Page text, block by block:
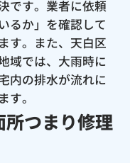
です。業者に依頼
るか」を確認して
す。また、天白区
域では、大雨時に
内の排水が流れに
す。
つまり修理